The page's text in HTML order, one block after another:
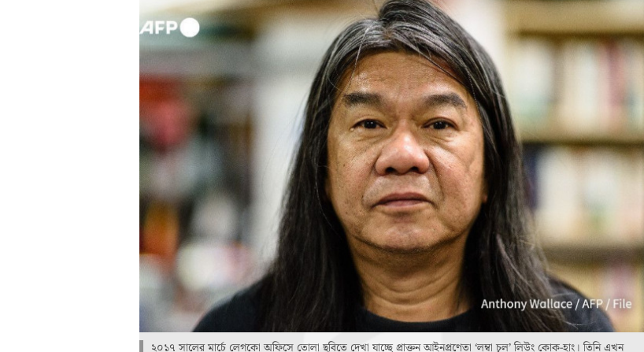
২০১৭ সালের মার্চে লেগকো অফিসে তোলা ছবিতে দেখা যাচ্ছে প্রাক্তন আইনপ্রণেতা ‘লম্বা চুল’ লিউং কোক-হাং। তিনি এখন